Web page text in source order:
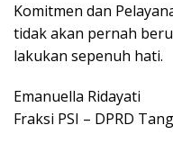
Komitmen dan
tidak akan pernah
lakukan sepenuh hati.
Emanuella Ridayati
Fraksi PSI – DPRD